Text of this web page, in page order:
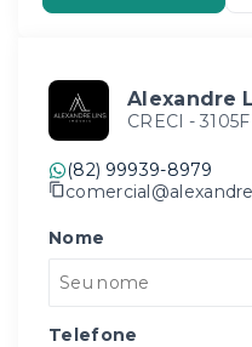
Alexandre
CRECI - 3105F
(82) 99939-8979
Nome
Telefone